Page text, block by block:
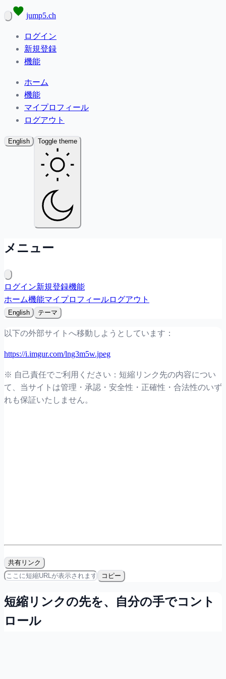
jump5.ch
ログイン
新規登録
機能
ホーム
機能
マイプロフィール
ログアウト
English Toggle theme
メニュー
ログイン新規登録機能
ホーム機能マイプロフィールログアウト
English テーマ
以下の外部サイトへ移動しようとしています：
https://i.imgur.com/lng3m5w.jpeg
※ 自己責任でご利用ください：短縮リンク先の内容につい
て、当サイトは管理・承認・安全性・正確性・合法性のいず
れも保証いたしません。
共有リンク
コピー
短縮リンクの先を、自分の手でコント
ロール